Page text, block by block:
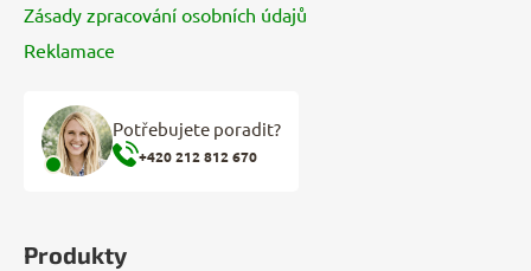
Zásady zpracování osobních údajů
Reklamace
Potřebujete poradit?
+420 212 812 670
Produkty